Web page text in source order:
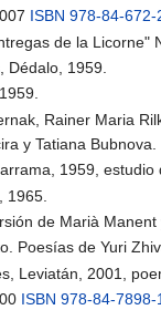
ISBN 978-84-
de la Licorne"
Dédalo, 1959.
Rainer Maria
y Tatiana Bubnova.
1959, estudio
1965.
de Marià Manent
Poesías de Yuri
Leviatán, 2001,
ISBN 978-84-7898-